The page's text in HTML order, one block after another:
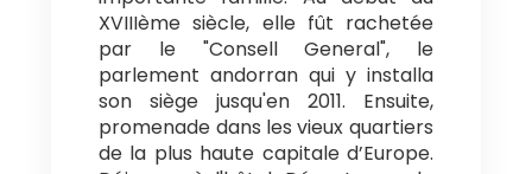
importante famille. Au début du
XVIIIème siècle, elle fût rachetée
par le "Consell General", le
parlement andorran qui y installa
son siège jusqu'en 2011. Ensuite,
promenade dans les vieux quartiers
de la plus haute capitale d’Europe.